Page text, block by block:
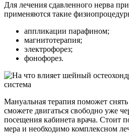
Для лечения сдавленного нерва
применяются такие
аппликации парафином;
магнитотерапия;
электрофорез;
фонофорез.
Мануальная терапия поможет
сможете двигаться свободно уже
посещения кабинета врача. Стоит
мера и необходимо комплексном